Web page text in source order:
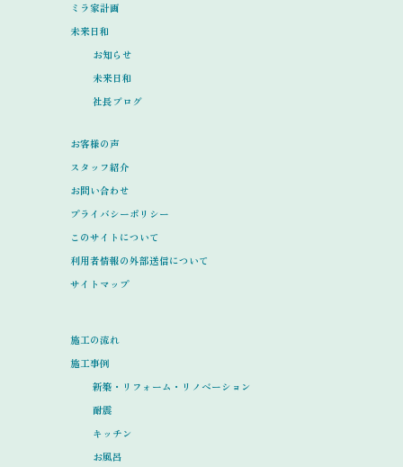
ミラ家計画
未来日和
お知らせ
未来日和
社長ブログ
お客様の声
スタッフ紹介
お問い合わせ
プライバシーポリシー
このサイトについて
利用者情報の外部送信について
サイトマップ
施工の流れ
施工事例
新築・リフォーム・リノベーション
耐震
キッチン
お風呂